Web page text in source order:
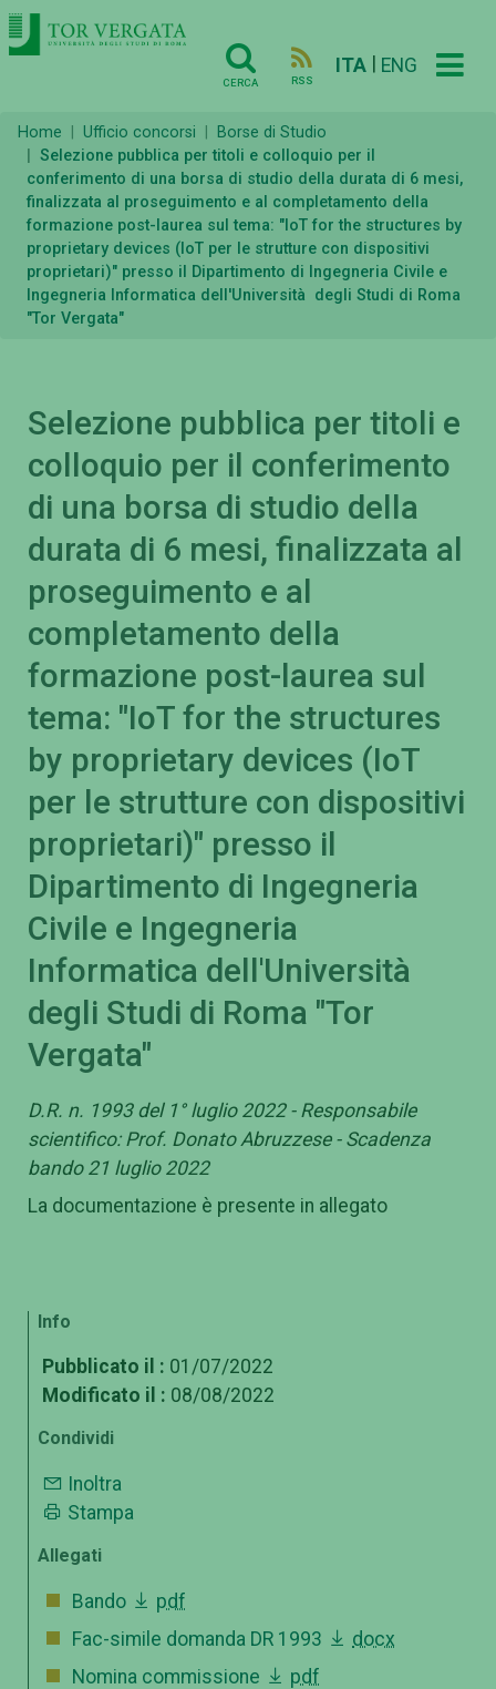
CERCA RSS
ITA ENG
Home Ufficio concorsi
Borse di Studio
Selezione pubblica per titoli e colloquio per il
conferimento di una borsa di studio della durata di 6 mesi,
finalizzata al proseguimento e al completamento della
formazione post-laurea sul tema: "IoT for the structures by
proprietary devices (IoT per le strutture con dispositivi
proprietari)" presso il Dipartimento di Ingegneria Civile e
Ingegneria Informatica dell'Università degli Studi di Roma
"Tor Vergata"
Selezione pubblica per titoli e
colloquio per il conferimento
di una borsa di studio della
durata di 6 mesi, finalizzata al
proseguimento e al
completamento della
formazione post-laurea sul
tema: "IoT for the structures
by proprietary devices (IoT
per le strutture con dispositivi
proprietari)" presso il
Dipartimento di Ingegneria
Civile e Ingegneria
Informatica dell'Università
degli Studi di Roma "Tor
Vergata"
D.R. n. 1993 del 1° luglio 2022 - Responsabile
scientifico: Prof. Donato Abruzzese - Scadenza
bando 21 luglio 2022
La documentazione è presente in allegato
Info
Pubblicato il : 01/07/2022
Modificato il : 08/08/2022
Condividi
Inoltra
Stampa
Allegati
Bando
pdf
Fac-simile domanda DR 1993
docx
Nomina commissione
pdf